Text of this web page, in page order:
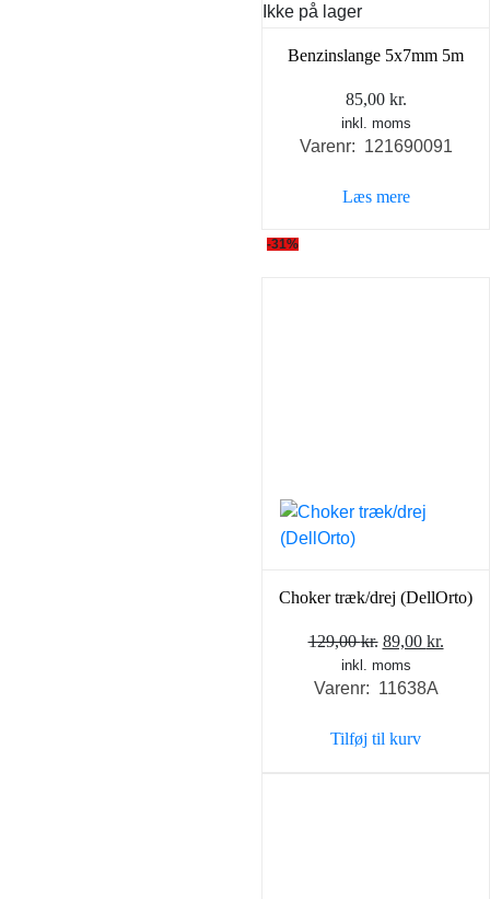
Ikke på lager
Benzinslange 5x7mm 5m
85,00 kr.
inkl. moms
Varenr: 121690091
Læs mere
-31%
Choker træk/drej (DellOrto)
129,00kr. Den
oprindelige
pris
129,00 kr..
89,00 kr.
inkl. moms
Varenr: 11638A
Tilføj til kurv